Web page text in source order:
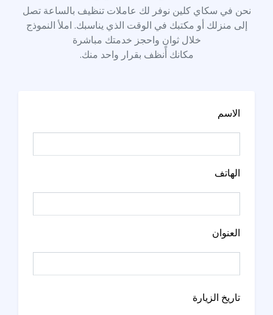
نحن في سكاي كلين نوفر لك عاملات تنظيف بالساعة تصل
إلى منزلك أو مكتبك في الوقت الذي يناسبك. املأ النموذج
خلال ثوانٍ واحجز خدمتك مباشرة
مكانك أنظف بقرار واحد منك.
الاسم
الهاتف
العنوان
تاريخ الزيارة